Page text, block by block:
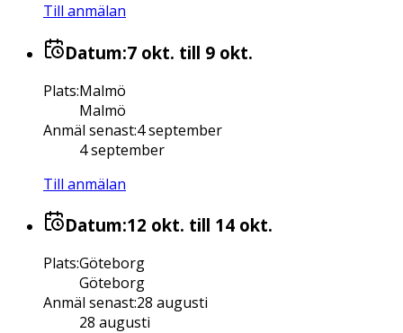
Till anmälan
Datum:7 okt. till 9 okt.
Plats:Malmö
Malmö
Anmäl senast:4 september
4 september
Till anmälan
Datum:12 okt. till 14 okt.
Plats:Göteborg
Göteborg
Anmäl senast:28 augusti
28 augusti